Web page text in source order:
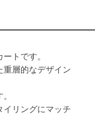
トです。
重層的なデザイン
イリングにマッチ